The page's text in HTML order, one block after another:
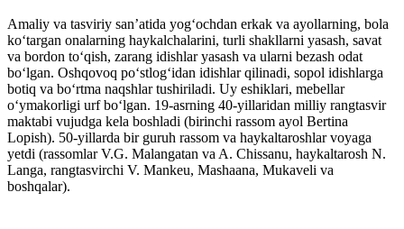
Amaliy va tasviriy sanʼatida yogʻochdan erkak va ayollarning, bola
koʻtargan onalarning haykalchalarini, turli shakllarni yasash, savat
va bordon toʻqish, zarang idishlar yasash va ularni bezash odat
boʻlgan. Oshqovoq poʻstlogʻidan idishlar qilinadi, sopol idishlarga
botiq va boʻrtma naqshlar tushiriladi. Uy eshiklari, mebellar
oʻymakorligi urf boʻlgan. 19-asrning 40-yillaridan milliy rangtasvir
maktabi vujudga kela boshladi (birinchi rassom ayol Bertina
Lopish). 50-yillarda bir guruh rassom va haykaltaroshlar voyaga
yetdi (rassomlar V.G. Malangatan va A. Chissanu, haykaltarosh N.
Langa, rangtasvirchi V. Mankeu, Mashaana, Mukaveli va
boshqalar).